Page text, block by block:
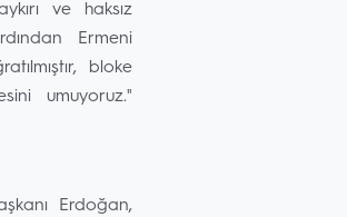
ve haksız
Ermeni
bloke
umuyoruz."
Erdoğan,